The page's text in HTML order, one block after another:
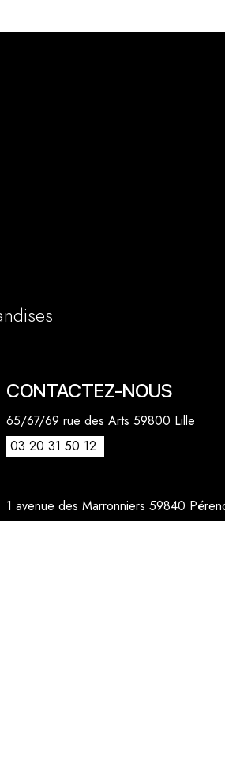
CONTACTEZ-NOUS
65/67/69 rue des Arts 59800 Lille
03 20 31 50 12
1 avenue des Marronniers 59840